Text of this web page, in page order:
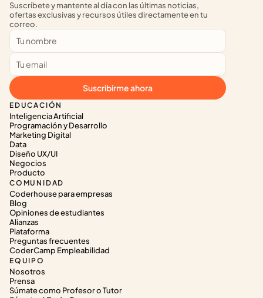
EDUCACIÓN
Inteligencia Artificial
Programación y Desarrollo
Marketing Digital
Data
Diseño UX/UI
Negocios
Producto
COMUNIDAD
Coderhouse para empresas
Blog
Opiniones de estudiantes
Alianzas
Plataforma
Preguntas frecuentes
CoderCamp Empleabilidad
EQUIPO
Nosotros
Prensa
Súmate como Profesor o Tutor
Suscríbete y mantente al día con las últimas noticias,
ofertas exclusivas y recursos útiles directamente en tu
correo.
Suscribirme ahora